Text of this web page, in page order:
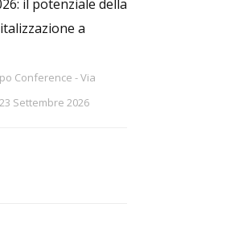
il potenziale della
a
Conference - Via
Settembre 2026